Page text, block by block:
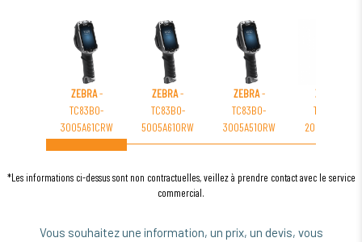
ZEBRA-
TC83B0-
3005A61CRW
ZEBRA-
TC83B0-
5005A610RW
ZEBRA-
TC83B0-
3005A510RW
ZEBRA
TC83B0-
2005A61CRW
*Les informations ci-dessus sont non contractuelles, veillez à prendre contact avec le service
commercial.
Vous souhaitez une information, un prix, un devis, vous